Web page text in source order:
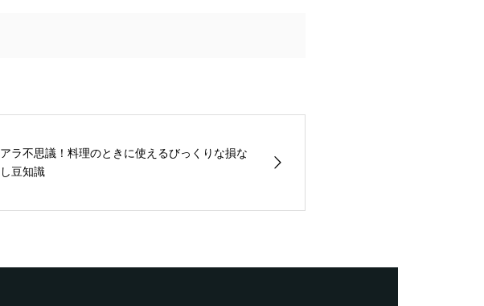
アラ不思議！料理のときに使えるびっくりな損な
し豆知識